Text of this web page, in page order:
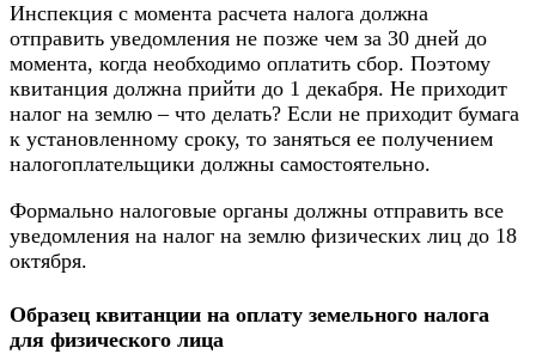
Инспекция с момента расчета налога должна
отправить уведомления не позже чем за 30 дней до
момента, когда необходимо оплатить сбор. Поэтому
квитанция должна прийти до 1 декабря. Не приходит
налог на землю – что делать? Если не приходит бумага
к установленному сроку, то заняться ее получением
налогоплательщики должны самостоятельно.
Формально налоговые органы должны отправить все
уведомления на налог на землю физических лиц до 18
октября.
Образец квитанции на оплату земельного налога
для физического лица